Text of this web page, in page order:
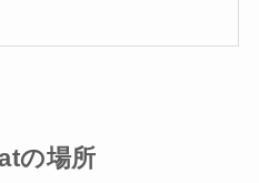
の場所